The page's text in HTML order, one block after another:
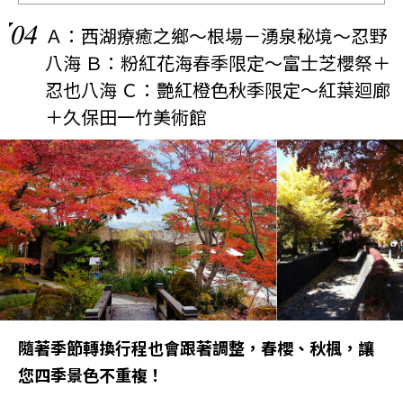
04 Ａ：西湖療癒之鄉～根場－湧泉秘境～忍野
八海 Ｂ：粉紅花海春季限定～富士芝櫻祭＋
忍也八海 Ｃ：艷紅橙色秋季限定～紅葉迴廊
＋久保田一竹美術館
隨著季節轉換行程也會跟著調整，春櫻、秋楓，讓
您四季景色不重複！